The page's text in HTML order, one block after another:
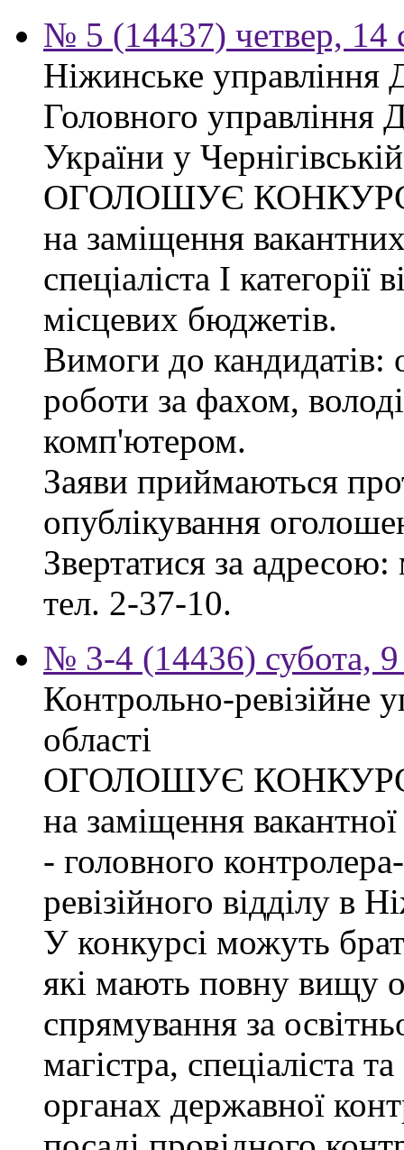
№ 5 (14437) четвер, 14
Ніжинське управління
Головного управління
України у
ОГОЛОШУЄ
на заміщення
спеціаліста І
місцевих бюджетів.
Вимоги до кандидатів:
роботи за фахом,
комп'ютером.
Заяви приймаються
опублікування
Звертатися за
тел. 2-37-10.
№ 3-4 (14436) субота, 9
Контрольно-ревізійне
області
ОГОЛОШУЄ
на заміщення
- головного
ревізійного відділу в
У конкурсі можуть
які мають повну вищу
спрямування за
магістра, спеціаліста
органах державної